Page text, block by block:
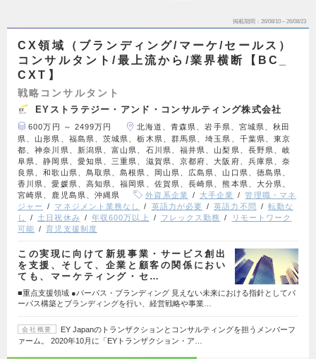
掲載期間 26/08/10～26/08/23
CX領域（ブランディング/マーケ/セールス）
コンサルタント/最上流から/業界横断【BC_
CXT】
戦略コンサルタント
EYストラテジー・アンド・コンサルティング株式会社
600万円 ～ 2499万円
北海道、青森県、岩手県、宮城県、秋田
県、山形県、福島県、茨城県、栃木県、群馬県、埼玉県、千葉県、東京
都、神奈川県、新潟県、富山県、石川県、福井県、山梨県、長野県、岐
阜県、静岡県、愛知県、三重県、滋賀県、京都府、大阪府、兵庫県、奈
良県、和歌山県、鳥取県、島根県、岡山県、広島県、山口県、徳島県、
香川県、愛媛県、高知県、福岡県、佐賀県、長崎県、熊本県、大分県、
宮崎県、鹿児島県、沖縄県
外資系企業 大手企業
管理職・マネ
ジャー
マネジメント業務なし 英語力が必要 英語力不問
転勤な
し
土日祝休み 年収600万以上 フレックス勤務
リモートワーク
可能
育児支援制度
この実現に向けて新規事業・サービス創出
を支援、そして、企業と顧客の関係におい
ても、マーケティング・セ…
■重点支援領域 ●パーパス・ブランディング 見えない未来における指針としてパ
ーパス構築とブランディングを行い、経営戦略や事業…
会社概要
EY Japanのトランザクションとコンサルティングを担うメンバーフ
ァーム。 2020年10月に「EYトランザクション・ア…